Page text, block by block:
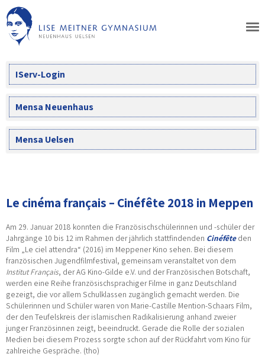
Skip
to
content
IServ-Login
Mensa Neuenhaus
Mensa Uelsen
Le cinéma français – Cinéfête 2018 in Meppen
Am 29. Januar 2018 konnten die Französischschülerinnen und -schüler der
Jahrgänge 10 bis 12 im Rahmen der jährlich stattfindenden Cinéfêteden
Film „Le ciel attendra“ (2016) im Meppener Kino sehen. Bei diesem
französischen Jugendfilmfestival, gemeinsam veranstaltet von dem
Institut Français, der AG Kino-Gilde e.V. und der Französischen Botschaft,
werden eine Reihe französischsprachiger Filme in ganz Deutschland
gezeigt, die vor allem Schulklassen zugänglich gemacht werden. Die
Schülerinnen und Schüler waren von Marie-Castille Mention-Schaars Film,
der den Teufelskreis der islamischen Radikalisierung anhand zweier
junger Französinnen zeigt, beeindruckt. Gerade die Rolle der sozialen
Medien bei diesem Prozess sorgte schon auf der Rückfahrt vom Kino für
zahlreiche Gespräche. (tho)